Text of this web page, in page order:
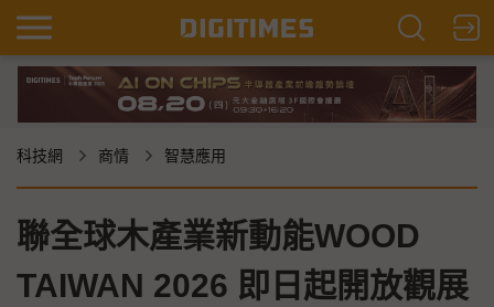
科技網 商情 智慧應用
聯全球木產業新動能WOOD
TAIWAN 2026 即日起開放觀展